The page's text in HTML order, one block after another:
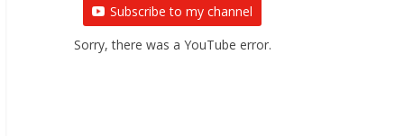
Subscribe to my channel
Sorry, there was a YouTube error.